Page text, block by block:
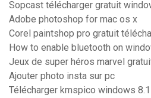
Sopcast télécharger gratuit
Adobe photoshop for mac os x
Corel paintshop pro gratuit
How to enable bluetooth on
Jeux de super héros marvel
Ajouter photo insta sur pc
Télécharger kmspico windows